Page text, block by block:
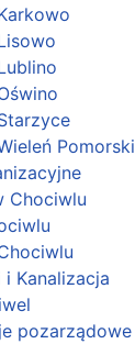
Pomorski
Chociwlu
Kanalizacja
pozarządowe